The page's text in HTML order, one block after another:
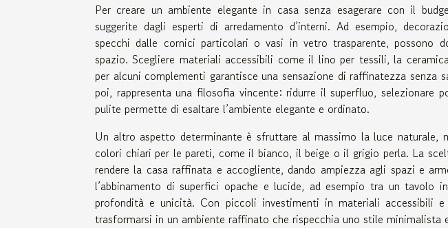
Per creare un ambiente elegante in casa senza esagerare con il
suggerite dagli esperti di arredamento d’interni. Ad esempio,
specchi dalle cornici particolari o vasi in vetro trasparente, possono
spazio. Scegliere materiali accessibili come il lino per tessili, la
per alcuni complementi garantisce una sensazione di raffinatezza
poi, rappresenta una filosofia vincente: ridurre il superfluo, selezionare
pulite permette di esaltare l’ambiente elegante e ordinato.
Un altro aspetto determinante è sfruttare al massimo la luce naturale,
colori chiari per le pareti, come il bianco, il beige o il grigio perla. La
rendere la casa raffinata e accogliente, dando ampiezza agli spazi e
l’abbinamento di superfici opache e lucide, ad esempio tra un tavolo
profondità e unicità. Con piccoli investimenti in materiali accessibili
trasformarsi in un ambiente raffinato che rispecchia uno stile minimalista